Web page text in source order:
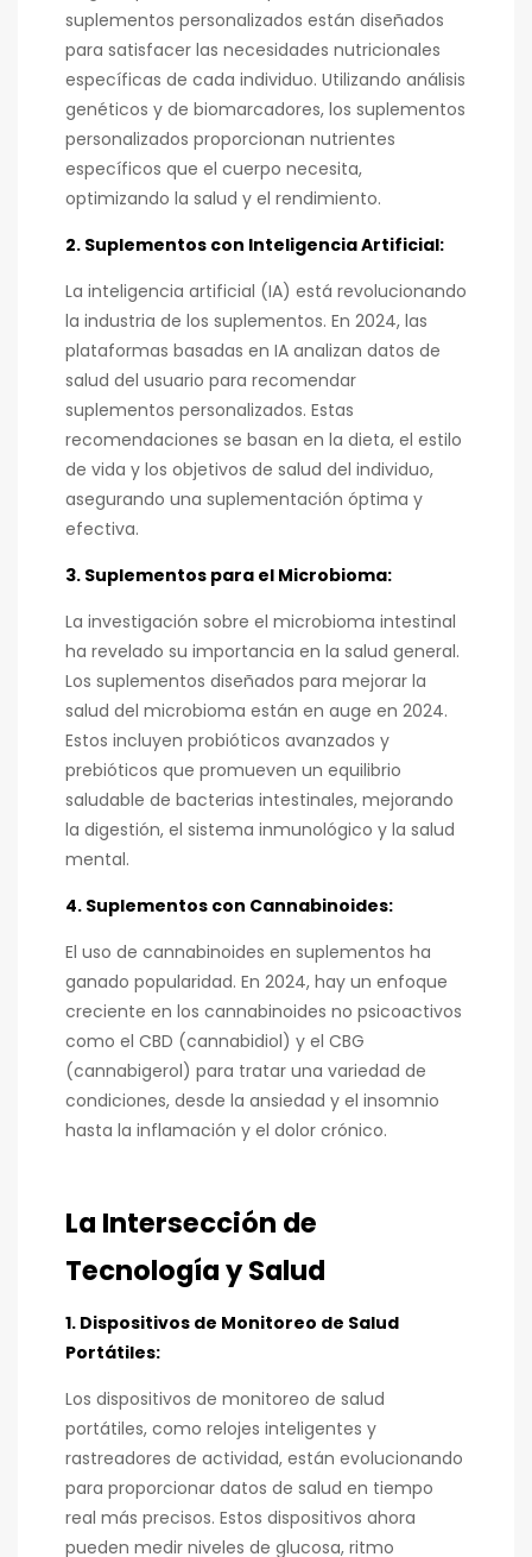
suplementos personalizados están diseñados
para satisfacer las necesidades nutricionales
específicas de cada individuo. Utilizando análisis
genéticos y de biomarcadores, los suplementos
personalizados proporcionan nutrientes
específicos que el cuerpo necesita,
optimizando la salud y el rendimiento.
2. Suplementos con Inteligencia Artificial:
La inteligencia artificial (IA) está revolucionando
la industria de los suplementos. En 2024, las
plataformas basadas en IA analizan datos de
salud del usuario para recomendar
suplementos personalizados. Estas
recomendaciones se basan en la dieta, el estilo
de vida y los objetivos de salud del individuo,
asegurando una suplementación óptima y
efectiva.
3. Suplementos para el Microbioma:
La investigación sobre el microbioma intestinal
ha revelado su importancia en la salud general.
Los suplementos diseñados para mejorar la
salud del microbioma están en auge en 2024.
Estos incluyen probióticos avanzados y
prebióticos que promueven un equilibrio
saludable de bacterias intestinales, mejorando
la digestión, el sistema inmunológico y la salud
mental.
4. Suplementos con Cannabinoides:
El uso de cannabinoides en suplementos ha
ganado popularidad. En 2024, hay un enfoque
creciente en los cannabinoides no psicoactivos
como el CBD (cannabidiol) y el CBG
(cannabigerol) para tratar una variedad de
condiciones, desde la ansiedad y el insomnio
hasta la inflamación y el dolor crónico.
La Intersección de
Tecnología y Salud
1. Dispositivos de Monitoreo de Salud
Portátiles:
Los dispositivos de monitoreo de salud
portátiles, como relojes inteligentes y
rastreadores de actividad, están evolucionando
para proporcionar datos de salud en tiempo
real más precisos. Estos dispositivos ahora
pueden medir niveles de glucosa, ritmo